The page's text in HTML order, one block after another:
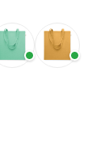
MintgrünOchre